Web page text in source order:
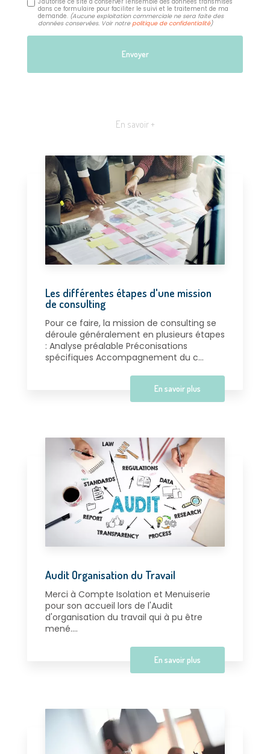
J'autorise ce site à conserver l'ensemble des données transmises
dans ce formulaire pour faciliter le suivi et le traitement de ma
demande. (Aucune exploitation commerciale ne sera faite des
données conservées. Voir notrepolitique de confidentialité)
En savoir +
Les différentes étapes d'une mission
de consulting
Pour ce faire, la mission de consulting se
déroule généralement en plusieurs étapes
: Analyse préalable Préconisations
spécifiques Accompagnement du c...
En savoir plus
Audit Organisation du Travail
Merci à Compte Isolation et Menuiserie
pour son accueil lors de l'Audit
d'organisation du travail qui à pu être
mené....
En savoir plus